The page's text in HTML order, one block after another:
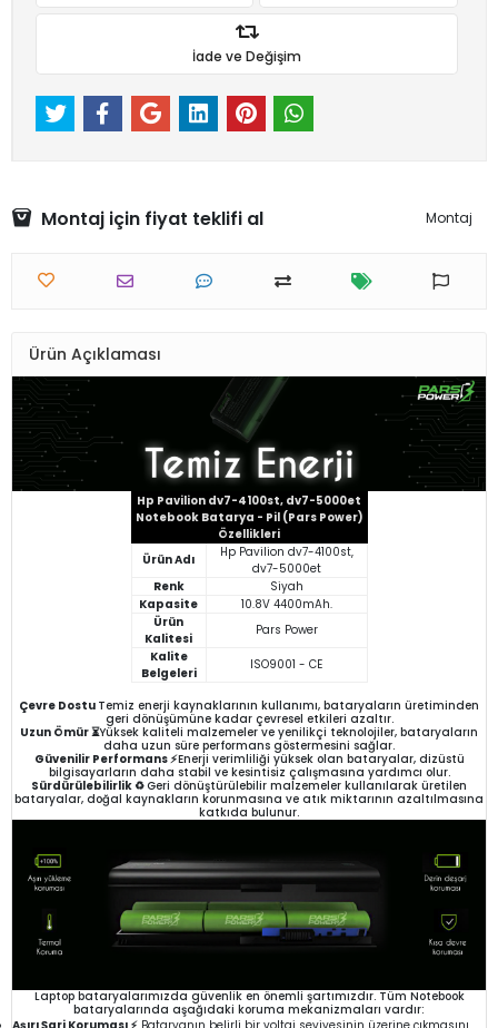
İade ve Değişim
Montaj için fiyat teklifi al Montaj
Ürün Açıklaması
Hp Pavilion dv7-4100st, dv7-5000et
Notebook Batarya - Pil (Pars Power)
Özellikleri
Ürün Adı
Hp Pavilion dv7-4100st,
dv7-5000et
Renk
Siyah
Kapasite
10.8V 4400mAh.
Ürün
Kalitesi
Pars Power
Kalite
Belgeleri
ISO9001 - CE
Çevre Dostu Temiz enerji kaynaklarının kullanımı, bataryaların üretiminden
geri dönüşümüne kadar çevresel etkileri azaltır.
Uzun Ömür ⏳Yüksek kaliteli malzemeler ve yenilikçi teknolojiler, bataryaların
daha uzun süre performans göstermesini sağlar.
Güvenilir Performans ⚡Enerji verimliliği yüksek olan bataryalar, dizüstü
bilgisayarların daha stabil ve kesintisiz çalışmasına yardımcı olur.
Sürdürülebilirlik ♻️Geri dönüştürülebilir malzemeler kullanılarak üretilen
bataryalar, doğal kaynakların korunmasına ve atık miktarının azaltılmasına
katkıda bulunur.
Laptop bataryalarımızda güvenlik en önemli şartımızdır. Tüm Notebook
bataryalarında aşağıdaki koruma mekanizmaları vardır: